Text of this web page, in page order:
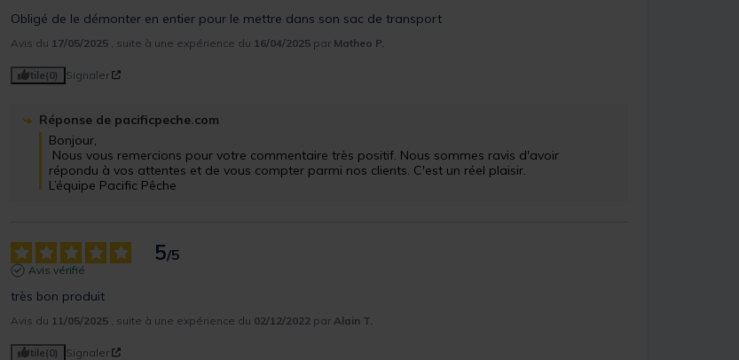
Obligé de le démonter en entier pour le mettre dans son sac de transport
Avis du 17/05/2025 , suite à une expérience du 16/04/2025 par Matheo P.
Utile(0) Signaler
Réponse de pacificpeche.com
Bonjour,
répondu à vos attentes et de vous compter parmi nos clients. C'est un réel plaisir.
L’équipe Pacific Pêche
5/5
Avis vérifié
très bon produit
Avis du 11/05/2025 , suite à une expérience du 02/12/2022 par Alain T.
Utile(0) Signaler